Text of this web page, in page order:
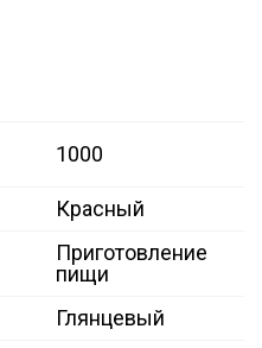
1000
Красный
Приготовление
пищи
Глянцевый